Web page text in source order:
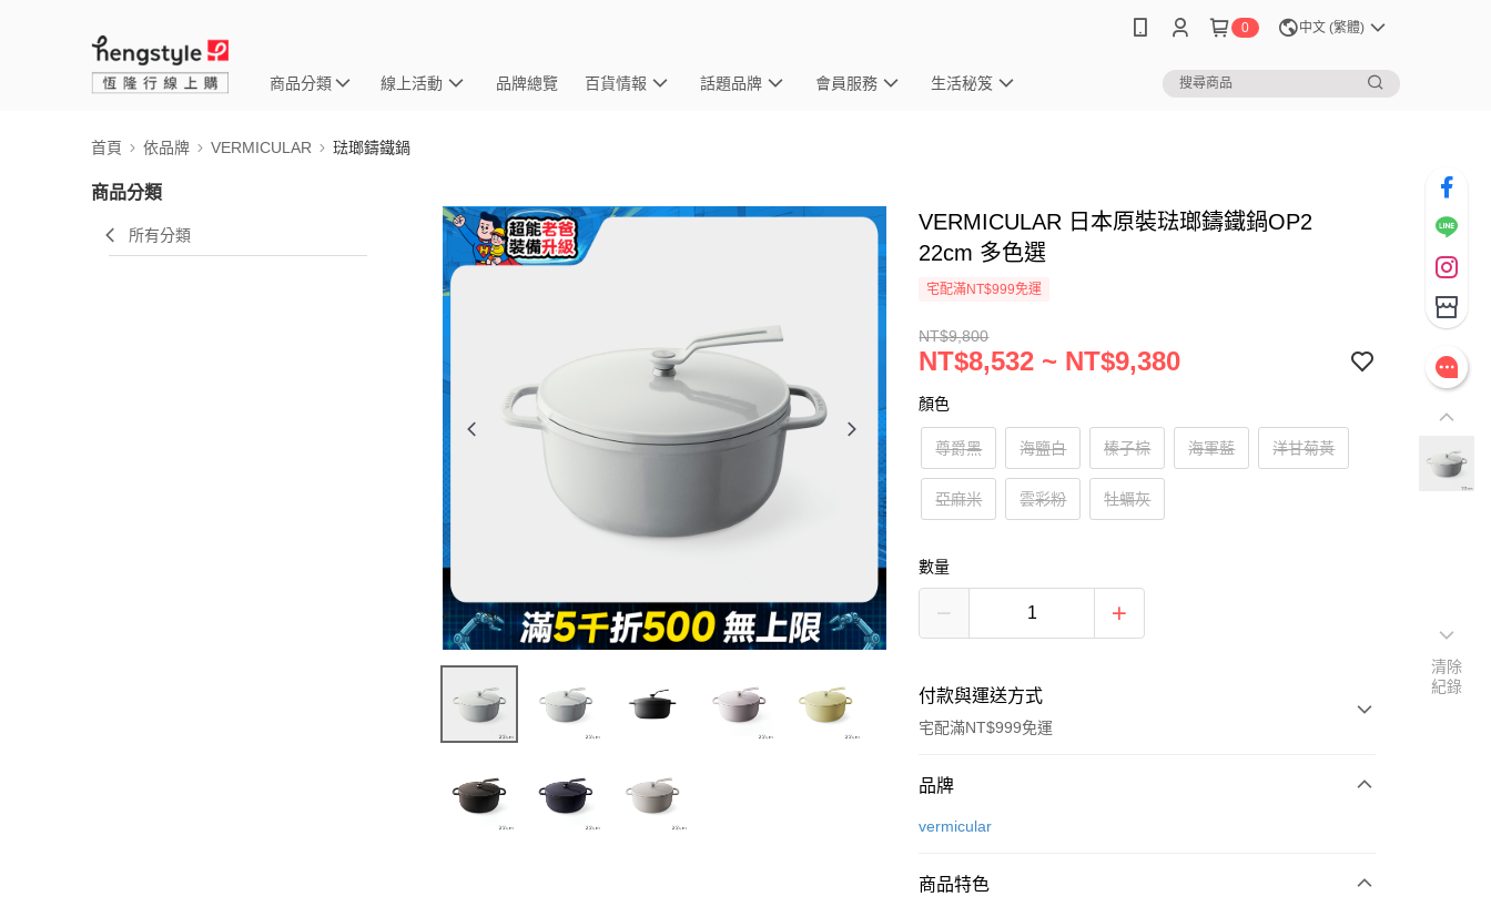
0 中文 (繁體)
商品分類 線上活動 品牌總覽 百貨情報 話題品牌 會員服務 生活秘笈
首頁 依品牌 VERMICULAR 琺瑯鑄鐵鍋
商品分類
所有分類
VERMICULAR 日本原裝琺瑯鑄鐵鍋OP2
22cm 多色選
宅配滿NT$999免運
NT$9,800
NT$8,532 ~ NT$9,380
顏色
尊爵黑 海鹽白 榛子棕 海軍藍 洋甘菊黃
亞麻米 雲彩粉 牡蠣灰
數量
付款與運送方式
宅配滿NT$999免運
付款方式
信用卡一次付款
品牌
vermicular
商品特色
清除
紀錄